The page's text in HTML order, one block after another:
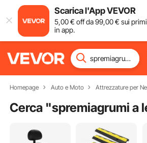
Scarica l'App VEVOR
5,00€ off da99,00€ sui
in app.
Homepage Auto e Moto Attrezzature per
Cerca "spremiagrumi a